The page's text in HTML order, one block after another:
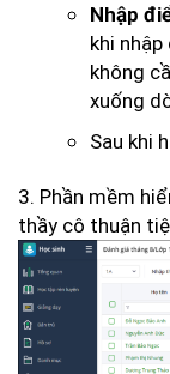
Nhập
khi
không
xuống
Sau khi
3. Phần mềm
thầy cô thuận